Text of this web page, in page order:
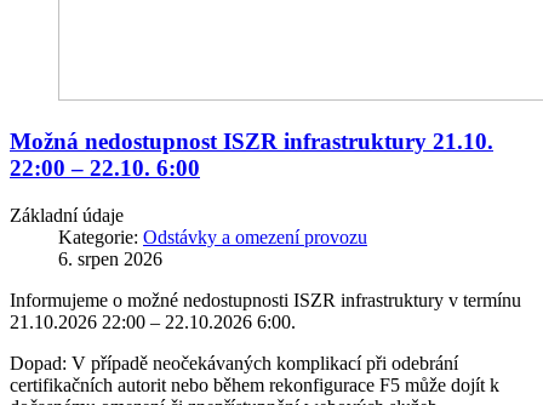
Možná nedostupnost ISZR infrastruktury 21.10.
22:00 – 22.10. 6:00
Základní údaje
Kategorie: Odstávky a omezení provozu
6. srpen 2026
Informujeme o možné nedostupnosti ISZR infrastruktury v termínu
21.10.2026 22:00 – 22.10.2026 6:00.
Dopad: V případě neočekávaných komplikací při odebrání
certifikačních autorit nebo během rekonfigurace F5 může dojít k